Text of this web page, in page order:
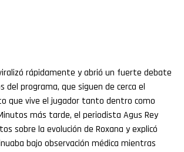
rápidamente y abrió un fuerte debate
del programa, que siguen de cerca el
que vive el jugador tanto dentro como
más tarde, el periodista Agus Rey
sobre la evolución de Roxana y explicó
bajo observación médica mientras